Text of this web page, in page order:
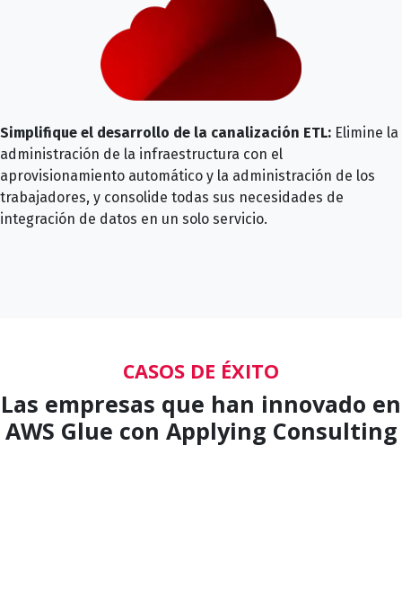
Simplifique el desarrollo de la canalización ETL: Elimine la
administración de la infraestructura con el
aprovisionamiento automático y la administración de los
trabajadores, y consolide todas sus necesidades de
integración de datos en un solo servicio.
CASOS DE ÉXITO
Las empresas que han innovado en
AWS Glue con Applying Consulting